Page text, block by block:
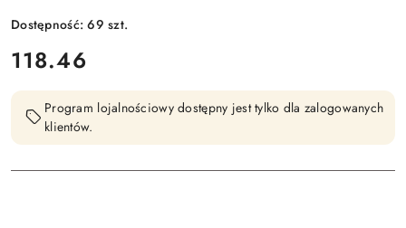
Dostępność:69szt.
cena:
118.46
Program lojalnościowy dostępny jest tylko dla zalogowanych
klientów.